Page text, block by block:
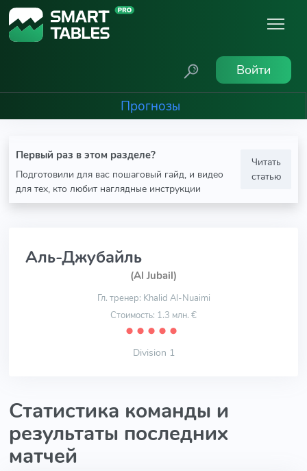
Войти
Прогнозы
Первый раз в этом разделе?
Подготовили для вас пошаговый гайд, и видео
для тех, кто любит наглядные инструкции
Читать
статью
Аль-Джубайль
(Al Jubail)
Гл. тренер: Khalid Al-Nuaimi
Стоимость: 1.3 млн. €
⬤ ⬤ ⬤ ⬤ ⬤
Division 1
Статистика команды и
результаты последних
матчей